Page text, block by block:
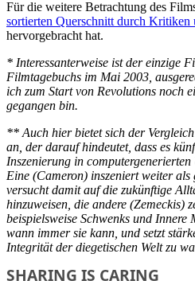
Für die weitere Betrachtung des
sortierten Querschnitt durch Kritiken
hervorgebracht hat.
* Interessanterweise ist der einzige
Filmtagebuchs im Mai 2003,
ich zum Start von Revolutions noch
gegangen bin.
** Auch hier bietet sich der
an, der darauf hindeutet, dass es
Inszenierung in
Eine (Cameron) inszeniert weiter
versucht damit auf die zukünftige
hinzuweisen, die andere (Zemeckis)
beispielsweise Schwenks und Innere
wann immer sie kann, und setzt
Integrität der diegetischen Welt zu
SHARING IS CARING